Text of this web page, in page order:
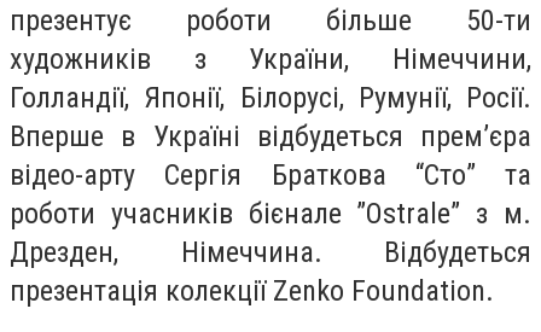
презентує роботи більше 50-ти
художників з України, Німеччини,
Голландії, Японії, Білорусі, Румунії, Росії.
Вперше в Україні відбудеться прем’єра
відео-арту Сергія Браткова “Сто” та
роботи учасників бієнале ”Ostrale” з м.
Дрезден, Німеччина. Відбудеться
презентація колекції Zenko Foundation.